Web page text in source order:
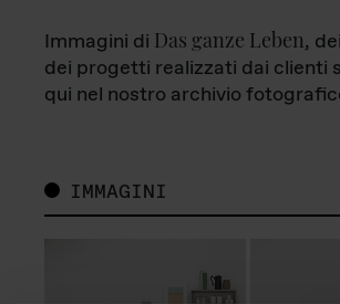
Immagini di Das ganze Leben,
dei progetti realizzati dai clienti
qui nel nostro archivio
IMMAGINI